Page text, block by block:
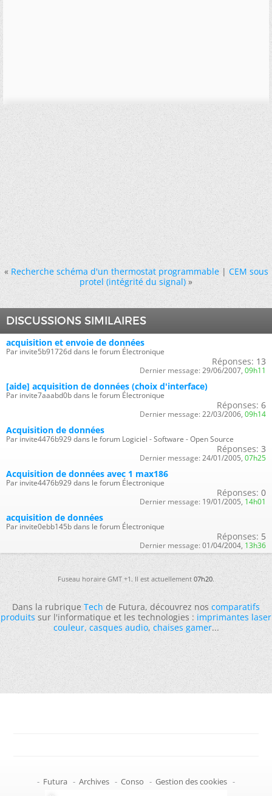
« Recherche schéma d'un thermostat programmable|CEM sous
protel (intégrité du signal) »
DISCUSSIONS SIMILAIRES
acquisition et envoie de données
Par invite5b91726d dans le forum Électronique
Réponses: 13
Dernier message: 29/06/2007, 09h11
[aide] acquisition de données (choix d'interface)
Par invite7aaabd0b dans le forum Électronique
Réponses: 6
Dernier message: 22/03/2006, 09h14
Acquisition de données
Par invite4476b929 dans le forum Logiciel - Software - Open Source
Réponses: 3
Dernier message: 24/01/2005, 07h25
Acquisition de données avec 1 max186
Par invite4476b929 dans le forum Électronique
Réponses: 0
Dernier message: 19/01/2005, 14h01
acquisition de données
Par invite0ebb145b dans le forum Électronique
Réponses: 5
Dernier message: 01/04/2004, 13h36
Fuseau horaire GMT +1. Il est actuellement07h20.
Dans la rubriqueTechde Futura, découvrez noscomparatifs
produitssur l'informatique et les technologies :imprimantes laser
couleur,casques audio,chaises gamer...
- Futura - Archives - Conso - Gestion des cookies -